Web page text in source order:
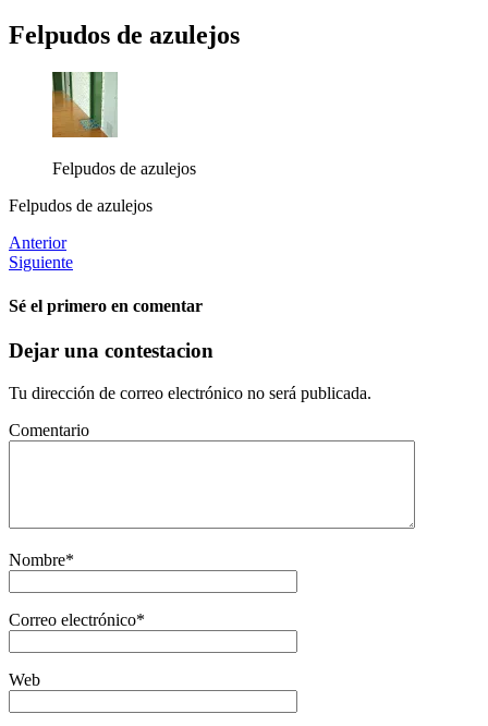
Felpudos de azulejos
Felpudos de azulejos
Felpudos de azulejos
Anterior
Siguiente
Sé el primero en comentar
Dejar una contestacion
Tu dirección de correo electrónico no será publicada.
Comentario
Nombre*
Correo electrónico*
Web